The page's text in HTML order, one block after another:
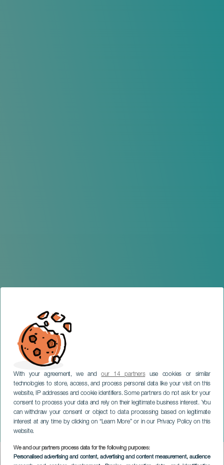
With your agreement, we andour 14 partnersuse cookies or similar
technologies to store, access, and process personal data like your visit on this
website, IP addresses and cookie identifiers. Some partners do not ask for your
consent to process your data and rely on their legitimate business interest. You
can withdraw your consent or object to data processing based on legitimate
interest at any time by clicking on “Learn More” or in our Privacy Policy on this
website.
We and our partners process data for the following purposes:
Personalised advertising and content, advertising and content measurement, audience
Vegueta late desde su
mercado
GRAN CANARIA
Imagen